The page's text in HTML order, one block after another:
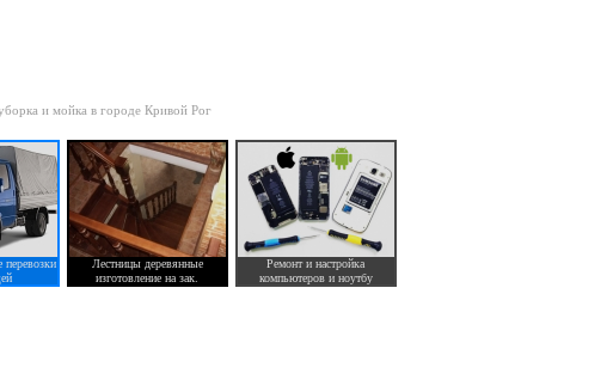
и мойка в городе Кривой Рог
Лестницы деревянные
изготовление на зак.
Ремонт и настройка
компьютеров и ноутбу